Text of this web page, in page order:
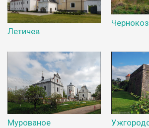
Летичев
Мурованое